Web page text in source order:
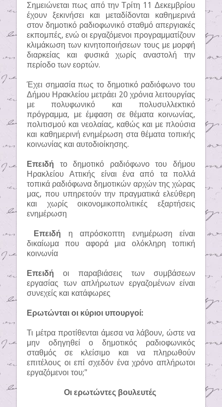
Σημειώνεται πως από την Τρίτη 11 Δεκεμβρίου
έχουν ξεκινήσει και μεταδίδονται καθημερινά
στον δημοτικό ραδιοφωνικό σταθμό απεργιακές
εκπομπές, ενώ οι εργαζόμενοι προγραμματίζουν
κλιμάκωση των κινητοποιήσεων τους με μορφή
διαρκείας και φυσικά χωρίς αναστολή την
περίοδο των εορτών.
Έχει σημασία πως το δημοτικό ραδιόφωνο του
Δήμου Ηρακλείου μετράει 20 χρόνια λειτουργίας
με πολυφωνικό και πολυσυλλεκτικό
πρόγραμμα, με έμφαση σε θέματα κοινωνίας,
πολιτισμού και νεολαίας, καθώς και με πλούσια
και καθημερινή ενημέρωση στα θέματα τοπικής
κοινωνίας και αυτοδιοίκησης.
Επειδή το δημοτικό ραδιόφωνο του δήμου
Ηρακλείου Αττικής είναι ένα από τα πολλά
τοπικά ραδιόφωνα δημοτικών αρχών της χώρας
μας, που υπηρετούν την πραγματικά ελεύθερη
και χωρίς οικονομικοπολιτικές εξαρτήσεις
ενημέρωση
Επειδή η απρόσκοπτη ενημέρωση είναι
δικαίωμα που αφορά μια ολόκληρη τοπική
κοινωνία
Επειδή οι παραβιάσεις των συμβάσεων
εργασίας των απλήρωτων εργαζομένων είναι
συνεχείς και κατάφωρες
Ερωτώνται οι κύριοι υπουργοί:
Τι μέτρα προτίθενται άμεσα να λάβουν, ώστε να
μην οδηγηθεί ο δημοτικός ραδιοφωνικός
σταθμός σε κλείσιμο και να πληρωθούν
επιτέλους οι επί σχεδόν ένα χρόνο απλήρωτοι
εργαζόμενοι του;"
Οι ερωτώντες βουλευτές